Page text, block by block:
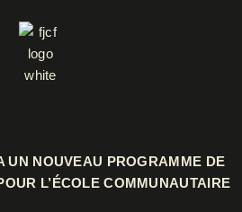
UN NOUVEAU PROGRAMME DE
L’ÉCOLE COMMUNAUTAIRE